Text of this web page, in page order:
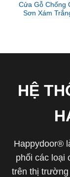
Cửa Gỗ Chống
Sơn Xám
HỆ
Happydoor®
phối các loại
trên thị